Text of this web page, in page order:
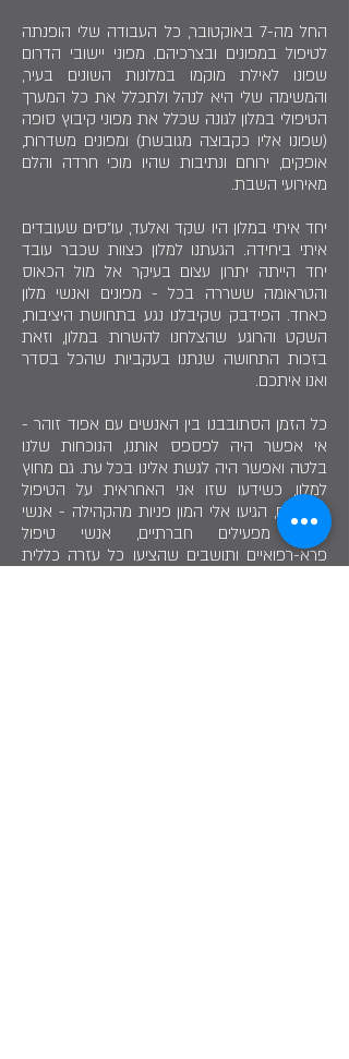
החל מה-7 באוקטובר, כל העבודה שלי הופנתה
לטיפול במפונים ובצרכיהם. מפוני יישובי הדרום
שפונו לאילת מוקמו במלונות השונים בעיר,
והמשימה שלי היא לנהל ולתכלל את כל המערך
הטיפולי במלון לגונה שכלל את מפוני קיבוץ סופה
(שפונו אליו כקבוצה מגובשת) ומפונים משדרות,
אופקים, ירוחם ונתיבות שהיו מוכי חרדה והלם
מאירועי השבת.
יחד איתי במלון היו שקד ואלעד, עו"סים שעובדים
איתי ביחידה. הגעתנו למלון כצוות שכבר עובד
יחד הייתה יתרון עצום בעיקר אל מול הכאוס
והטראומה ששררה בכל - מפונים ואנשי מלון
כאחד. הפידבק שקיבלנו נגע בתחושת היציבות,
השקט והרוגע שהצלחנו להשרות במלון, וזאת
בזכות התחושה שנתנו בעקביות שהכל בסדר
ואנו איתכם.
כל הזמן הסתובבנו בין האנשים עם אפוד זוהר -
אי אפשר היה לפספס אותנו, הנוכחות שלנו
בלטה ואפשר היה לגשת אלינו בכל עת. גם מחוץ
למלון, כשידעו שזו אני האחראית על הטיפול
במפונים, הגיעו אלי המון פניות מהקהילה - אנשי
חינוך, מפעילים חברתיים, אנשי טיפול
פרא-רפואיים ותושבים שהציעו כל עזרה כללית